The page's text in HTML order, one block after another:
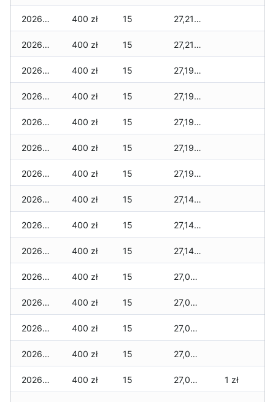
2026-05-28 400 zł 15 27,210 zł
2026-05-27 400 zł 15 27,210 zł
2026-05-26 400 zł 15 27,190 zł
2026-05-25 400 zł 15 27,190 zł
2026-05-24 400 zł 15 27,190 zł
2026-05-23 400 zł 15 27,190 zł
2026-05-22 400 zł 15 27,190 zł
2026-05-21 400 zł 15 27,140 zł
2026-05-20 400 zł 15 27,140 zł
2026-05-19 400 zł 15 27,140 zł
2026-05-18 400 zł 15 27,060 zł
2026-05-17 400 zł 15 27,060 zł
2026-05-16 400 zł 15 27,060 zł
2026-05-15 400 zł 15 27,060 zł
2026-05-14 400 zł 15 27,030 zł 1 zł